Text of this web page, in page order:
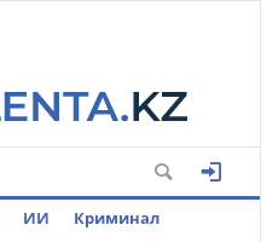
ИИ
Криминал